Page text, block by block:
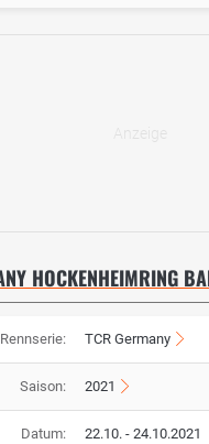
Rennserie: TCR Germany
Saison: 2021
Datum: 22.10. - 24.10.2021